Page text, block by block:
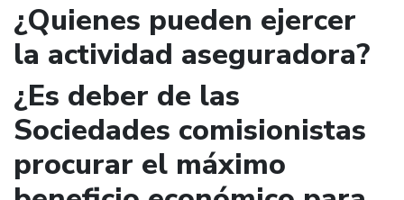
¿Quienes pueden ejercer
la actividad aseguradora?
¿Es deber de las
Sociedades comisionistas
procurar el máximo